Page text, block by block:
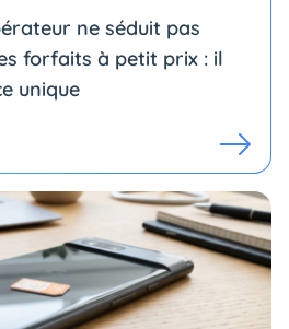
ne séduit pas
forfaits à petit prix : il
unique